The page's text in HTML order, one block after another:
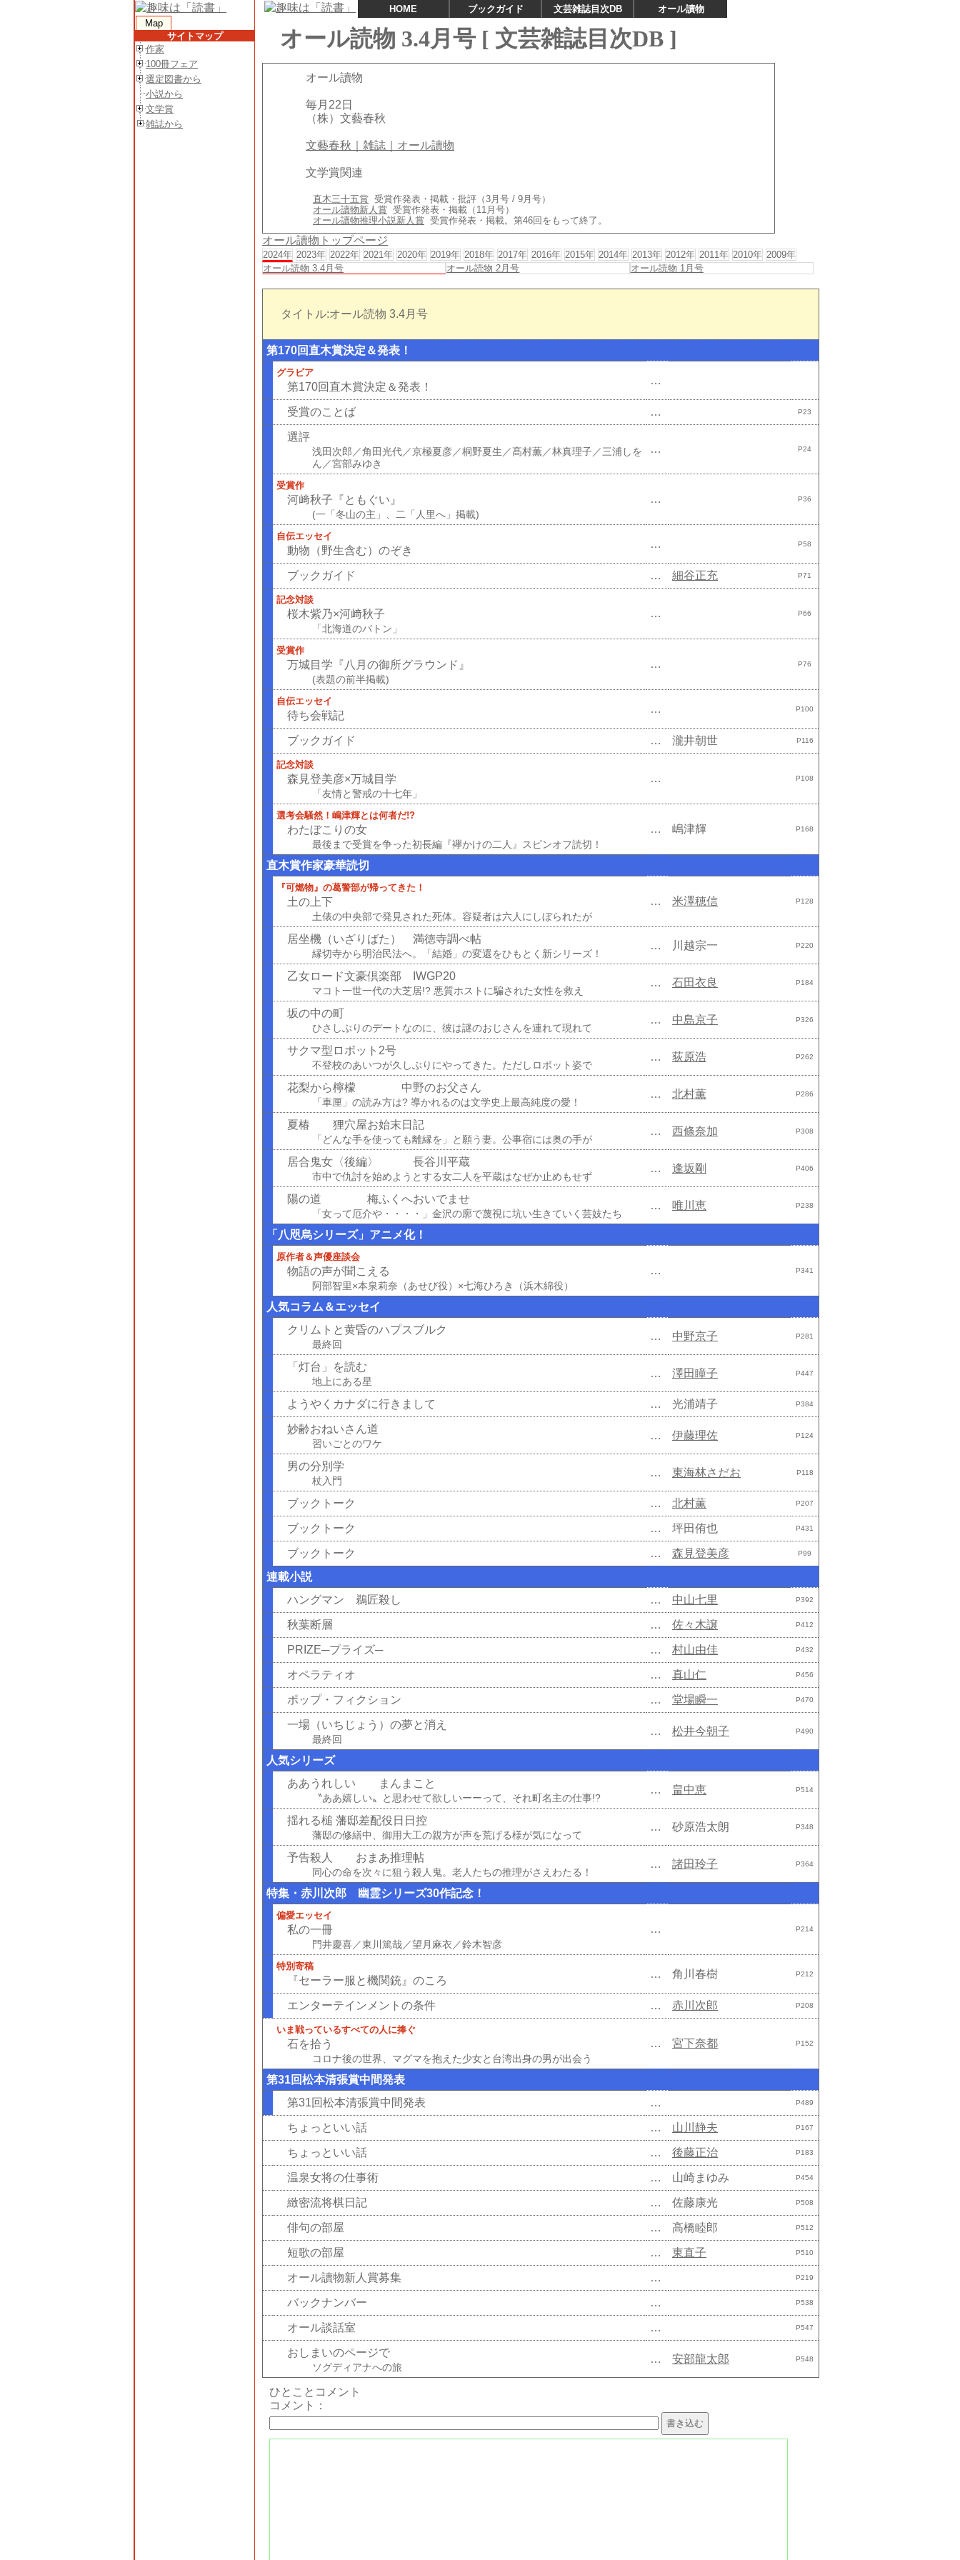
Map
サイトマップ
作家
100冊フェア
選定図書から
小説から
文学賞
雑誌から
HOME ブックガイド 文芸雑誌目次DB オール讀物
オール読物 3.4月号 [ 文芸雑誌目次DB ]
オール讀物
毎月22日
（株）文藝春秋
文藝春秋｜雑誌｜オール讀物
文学賞関連
直木三十五賞 受賞作発表・掲載・批評（3月号 / 9月号）
オール讀物新人賞 受賞作発表・掲載（11月号）
オール讀物推理小説新人賞 受賞作発表・掲載。第46回をもって終了。
オール讀物トップページ
2024年 2023年 2022年 2021年 2020年 2019年 2018年 2017年 2016年 2015年 2014年 2013年 2012年 2011年 2010年 2009年
オール読物 3.4月号
オール読物 2月号 オール読物 1月号
タイトル:オール読物 3.4月号
第170回直木賞決定＆発表！
グラビア
第170回直木賞決定＆発表！
…
受賞のことば … P23
選評
浅田次郎／角田光代／京極夏彦／桐野夏生／髙村薫／林真理子／三浦しを
ん／宮部みゆき
… P24
受賞作
河﨑秋子『ともぐい』
(一「冬山の主」、二「人里へ」掲載)
… P36
自伝エッセイ
動物（野生含む）のぞき
… P58
ブックガイド … 細谷正充 P71
記念対談
桜木紫乃×河﨑秋子
「北海道のバトン」
… P66
受賞作
万城目学『八月の御所グラウンド』
(表題の前半掲載)
… P76
自伝エッセイ
待ち会戦記
… P100
ブックガイド … 瀧井朝世 P116
記念対談
森見登美彦×万城目学
「友情と警戒の十七年」
… P108
選考会騒然！嶋津輝とは何者だ!?
わたぼこりの女
最後まで受賞を争った初長編『襷かけの二人』スピンオフ読切！
… 嶋津輝 P168
直木賞作家豪華読切
『可燃物』の葛警部が帰ってきた！
土の上下
土俵の中央部で発見された死体。容疑者は六人にしぼられたが
… 米澤穂信 P128
居坐機（いざりばた） 満徳寺調べ帖
縁切寺から明治民法へ。「結婚」の変還をひもとく新シリーズ！
… 川越宗一 P220
乙女ロード文豪倶楽部 IWGP20
マコト一世一代の大芝居!? 悪質ホストに騙された女性を救え
… 石田衣良 P184
坂の中の町
ひさしぶりのデートなのに、彼は謎のおじさんを連れて現れて
… 中島京子 P326
サクマ型ロボット2号
不登校のあいつが久しぶりにやってきた。ただしロボット姿で
… 荻原浩 P262
花梨から檸檬 中野のお父さん
「車厘」の読み方は? 導かれるのは文学史上最高純度の愛！
… 北村薫 P286
夏椿 狸穴屋お始末日記
「どんな手を使っても離縁を」と願う妻。公事宿には奥の手が
… 西條奈加 P308
居合鬼女〈後編〉 長谷川平蔵
市中で仇討を始めようとする女二人を平蔵はなぜか止めもせず
… 逢坂剛 P406
陽の道 梅ふくへおいでませ
「女って厄介や・・・・」金沢の廓で蔑視に坑い生きていく芸妓たち
… 唯川恵 P238
「八咫烏シリーズ」アニメ化！
原作者＆声優座談会
物語の声が聞こえる
阿部智里×本泉莉奈（あせび役）×七海ひろき（浜木綿役）
… P341
人気コラム＆エッセイ
クリムトと黄昏のハプスブルク
最終回
… 中野京子 P281
「灯台」を読む
地上にある星
… 澤田瞳子 P447
ようやくカナダに行きまして … 光浦靖子 P384
妙齢おねいさん道
習いごとのワケ
… 伊藤理佐 P124
男の分別学
杖入門
… 東海林さだお P118
ブックトーク … 北村薫 P207
ブックトーク … 坪田侑也 P431
ブックトーク … 森見登美彦 P99
連載小説
ハングマン 鵜匠殺し
… 中山七里 P392
秋葉断層 … 佐々木譲 P412
PRIZE─プライズ─ … 村山由佳 P432
オペラティオ … 真山仁 P456
ポップ・フィクション … 堂場瞬一 P470
一場（いちじょう）の夢と消え
最終回
… 松井今朝子 P490
人気シリーズ
ああうれしい まんまこと
〝ああ嬉しい〟と思わせて欲しいーーって、それ町名主の仕事!?
… 畠中恵 P514
揺れる槌 藩邸差配役日日控
藩邸の修繕中、御用大工の親方が声を荒げる様が気になって
… 砂原浩太朗 P348
予告殺人 おまあ推理帖
同心の命を次々に狙う殺人鬼。老人たちの推理がさえわたる！
… 諸田玲子 P364
特集・赤川次郎 幽霊シリーズ30作記念！
偏愛エッセイ
私の一冊
門井慶喜／東川篤哉／望月麻衣／鈴木智彦
… P214
特別寄稿
『セーラー服と機関銃』のころ
… 角川春樹 P212
エンターテインメントの条件 … 赤川次郎 P208
いま戦っているすべての人に捧ぐ
石を拾う
コロナ後の世界、マグマを抱えた少女と台湾出身の男が出会う
… 宮下奈都 P152
第31回松本清張賞中間発表
第31回松本清張賞中間発表
… P489
ちょっといい話 … 山川静夫 P167
ちょっといい話 … 後藤正治 P183
温泉女将の仕事術 … 山崎まゆみ P454
緻密流将棋日記 … 佐藤康光 P508
俳句の部屋 … 高橋睦郎 P512
短歌の部屋 … 東直子 P510
オール讀物新人賞募集 … P219
バックナンバー … P538
オール談話室 … P547
おしまいのページで
ソグディアナへの旅
… 安部龍太郎 P548
ひとことコメント
コメント：